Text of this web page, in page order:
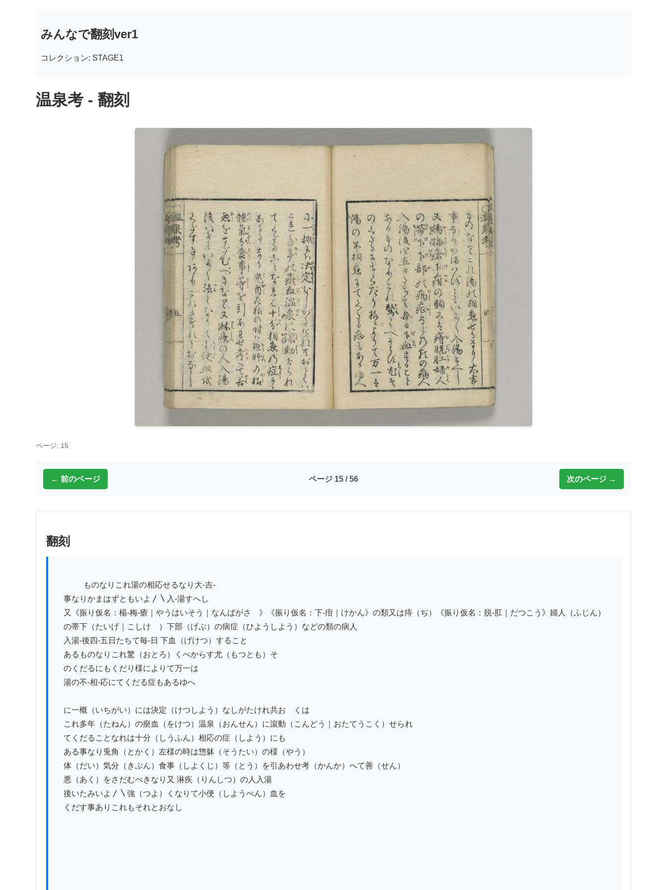
みんなで翻刻ver1
コレクション: STAGE1
温泉考 - 翻刻
ページ: 15
← 前のページ ページ 15 / 56 次のページ →
翻刻
事なりかまはずともいよ〳〵入-湯すへし
又《振り仮名：楊-梅-瘡｜やうはいそう｜なんばがさ　》《振り仮名：下-疳｜けかん》の類又は痔（ぢ）《振り仮名：脱-肛｜だつこう》婦人（ふじん）
の帯下（たいげ｜こしけ　）下部（げぶ）の病症（ひようしよう）などの類の病人
入湯-後四-五日たちて毎-日 下血（げけつ）すること
あるものなりこれ驚（おとろ）くべからす尤（もつとも）そ
のくだるにもくだり様によりて万一は
湯の不-相-応にてくだる症もあるゆへ
に一概（いちがい）には決定（けつしよう）なしがたけれ共おゝくは
これ多年（たねん）の瘀血（をけつ）温泉（おんせん）に滾動（こんどう｜おたてうこく）せられ
てくだることなれは十分（しうふん）相応の症（しよう）にも
ある事なり兎角（とかく）左様の時は惣躰（そうたい）の様（やう）
体（だい）気分（きぶん）食事（しよくじ）等（とう）を引あわせ考（かんか）へて善（せん）
悪（あく）をさだむべきなり又 淋疾（りんしつ）の人入湯
後いたみいよ〳〵強（つよ）くなりて小便（しようべん）血を
くだす事ありこれもそれとおなし